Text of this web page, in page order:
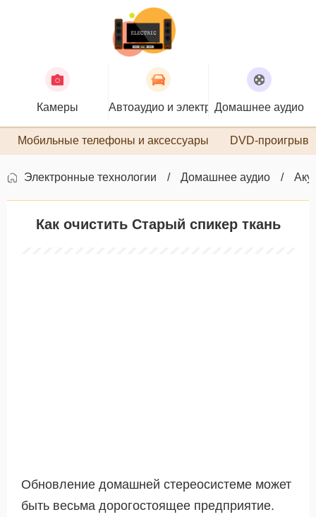
Камеры Автоаудио и электроникаДомашнее аудио
Мобильные телефоны и аксессуары DVD-
Электронные технологии Домашнее аудио
Как очистить Старый спикер ткань
Обновление домашней стереосистеме может
быть весьма дорогостоящее предприятие.